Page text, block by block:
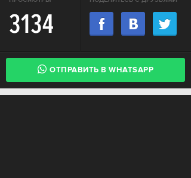
3134
ОТПРАВИТЬ В WHATSAPP